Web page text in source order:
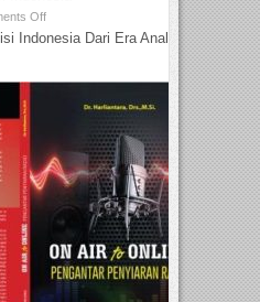
Off
Indonesia Dari Era Analog